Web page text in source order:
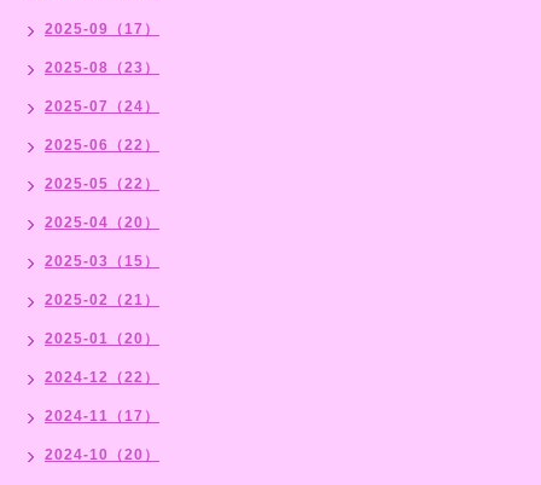
2025-09（17）
2025-08（23）
2025-07（24）
2025-06（22）
2025-05（22）
2025-04（20）
2025-03（15）
2025-02（21）
2025-01（20）
2024-12（22）
2024-11（17）
2024-10（20）